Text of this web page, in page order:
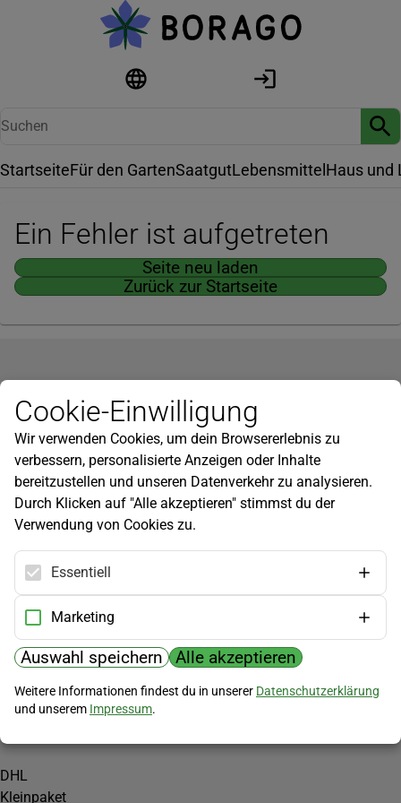
StartseiteFür den GartenSaatgutLebensmittel Haus und
Ein Fehler ist aufgetreten
Seite neu laden
Zurück zur Startseite
Newsletter
Infos zu neuen Produkten, Gartentipps und mehr findest du in
unserem Newsletter!
Jetzt anmelden
Hilfe
Kundenservice
Widerrufsbelehrung
Versandkosten
Zahlungsmöglichkeiten
PayPal
Vorkasse
Versand
DHL
Kleinpaket
Cookie-Einwilligung
Wir verwenden Cookies, um dein Browsererlebnis zu
verbessern, personalisierte Anzeigen oder Inhalte
bereitzustellen und unseren Datenverkehr zu analysieren.
Durch Klicken auf "Alle akzeptieren" stimmst du der
Verwendung von Cookies zu.
Essentiell
Marketing
Auswahl speichern Alle akzeptieren
Weitere Informationen findest du in unserer Datenschutzerklärung
und unserem Impressum.